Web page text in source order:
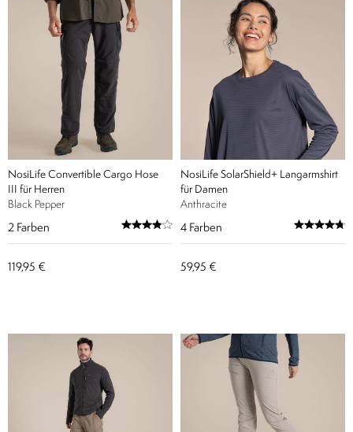
NosiLife Convertible Cargo Hose
III für Herren
Black Pepper
2 Farben
119,95 €
NosiLife SolarShield+ Langarmshirt
für Damen
Anthracite
4 Farben
59,95 €